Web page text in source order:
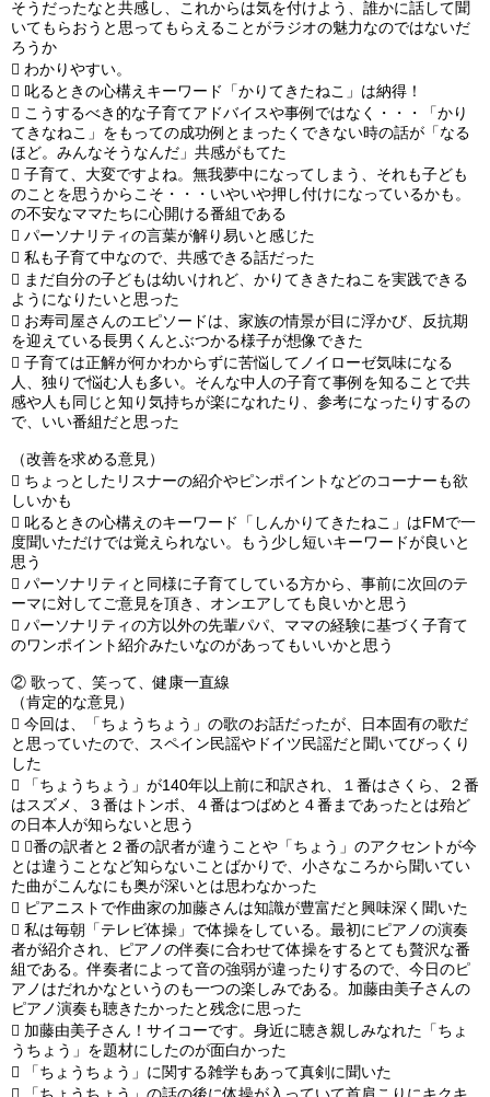
そうだったなと共感し、これからは気を付けよう、誰かに話して聞
いてもらおうと思ってもらえることがラジオの魅力なのではないだ
ろうか
 わかりやすい。
 叱るときの心構えキーワード「かりてきたねこ」は納得！
 こうするべき的な子育てアドバイスや事例ではなく・・・「かり
てきなねこ」をもっての成功例とまったくできない時の話が「なる
ほど。みんなそうなんだ」共感がもてた
 子育て、大変ですよね。無我夢中になってしまう、それも子ども
のことを思うからこそ・・・いやいや押し付けになっているかも。
の不安なママたちに心開ける番組である
 パーソナリティの言葉が解り易いと感じた
 私も子育て中なので、共感できる話だった
 まだ自分の子どもは幼いけれど、かりてききたねこを実践できる
ようになりたいと思った
 お寿司屋さんのエピソードは、家族の情景が目に浮かび、反抗期
を迎えている長男くんとぶつかる様子が想像できた
 子育ては正解が何かわからずに苦悩してノイローゼ気味になる
人、独りで悩む人も多い。そんな中人の子育て事例を知ることで共
感や人も同じと知り気持ちが楽になれたり、参考になったりするの
で、いい番組だと思った
（改善を求める意見）
 ちょっとしたリスナーの紹介やピンポイントなどのコーナーも欲
しいかも
 叱るときの心構えのキーワード「しんかりてきたねこ」はFMで一
度聞いただけでは覚えられない。もう少し短いキーワードが良いと
思う
 パーソナリティと同様に子育てしている方から、事前に次回のテ
ーマに対してご意見を頂き、オンエアしても良いかと思う
 パーソナリティの方以外の先輩パパ、ママの経験に基づく子育て
のワンポイント紹介みたいなのがあってもいいかと思う
② 歌って、笑って、健康一直線
（肯定的な意見）
 今回は、「ちょうちょう」の歌のお話だったが、日本固有の歌だ
と思っていたので、スペイン民謡やドイツ民謡だと聞いてびっくり
した

「ちょうちょう」が140年以上前に和訳され、１番はさくら、２番
はスズメ、３番はトンボ、４番はつばめと４番まであったとは殆ど
の日本人が知らないと思う
 １番の訳者と２番の訳者が違うことや「ちょう」のアクセントが今
とは違うことなど知らないことばかりで、小さなころから聞いてい
た曲がこんなにも奥が深いとは思わなかった
 ピアニストで作曲家の加藤さんは知識が豊富だと興味深く聞いた
 私は毎朝「テレビ体操」で体操をしている。最初にピアノの演奏
者が紹介され、ピアノの伴奏に合わせて体操をするとても贅沢な番
組である。伴奏者によって音の強弱が違ったりするので、今日のピ
アノはだれかなというのも一つの楽しみである。加藤由美子さんの
ピアノ演奏も聴きたかったと残念に思った
 加藤由美子さん！サイコーです。身近に聴き親しみなれた「ちょ
うちょう」を題材にしたのが面白かった

「ちょうちょう」に関する雑学もあって真剣に聞いた